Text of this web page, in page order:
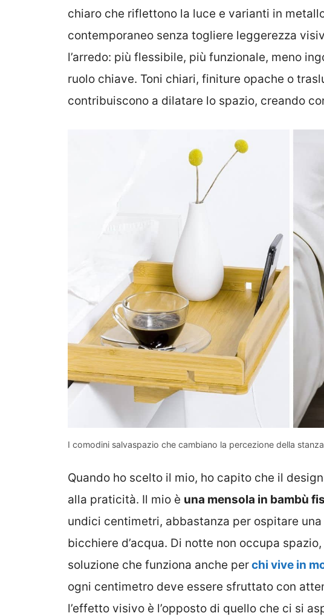
chiaro che riflettono la luce e varianti in
contemporaneo senza togliere leggerezza
l’arredo: più flessibile, più funzionale, meno
ruolo chiave. Toni chiari, finiture opache o
contribuiscono a dilatare lo spazio, creando
I comodini salvaspazio che cambiano la percezione della
Quando ho scelto il mio, ho capito che il
alla praticità. Il mio è una mensola in bambù
undici centimetri, abbastanza per ospitare
bicchiere d’acqua. Di notte non occupa
soluzione che funziona anche perchi vive in
ogni centimetro deve essere sfruttato con
l’effetto visivo è l’opposto di quello che ci si